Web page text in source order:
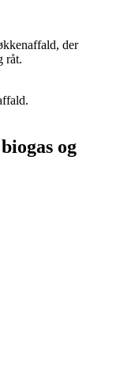
der
råt.
og